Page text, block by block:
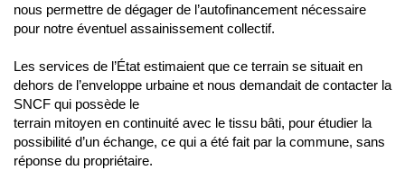
nous permettre de dégager de l’autofinancement nécessaire
pour notre éventuel assainissement collectif.
Les services de l’État estimaient que ce terrain se situait en
dehors de l’enveloppe urbaine et nous demandait de contacter la
SNCF qui possède le
terrain mitoyen en continuité avec le tissu bâti, pour étudier la
possibilité d’un échange, ce qui a été fait par la commune, sans
réponse du propriétaire.